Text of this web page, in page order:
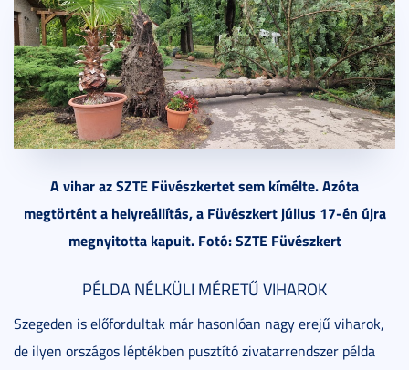
A vihar az SZTE Füvészkertet sem kímélte. Azóta
megtörtént a helyreállítás, a Füvészkert július 17-én újra
megnyitotta kapuit. Fotó: SZTE Füvészkert
PÉLDA NÉLKÜLI MÉRETŰ VIHAROK
Szegeden is előfordultak már hasonlóan nagy erejű viharok,
de ilyen országos léptékben pusztító zivatarrendszer példa